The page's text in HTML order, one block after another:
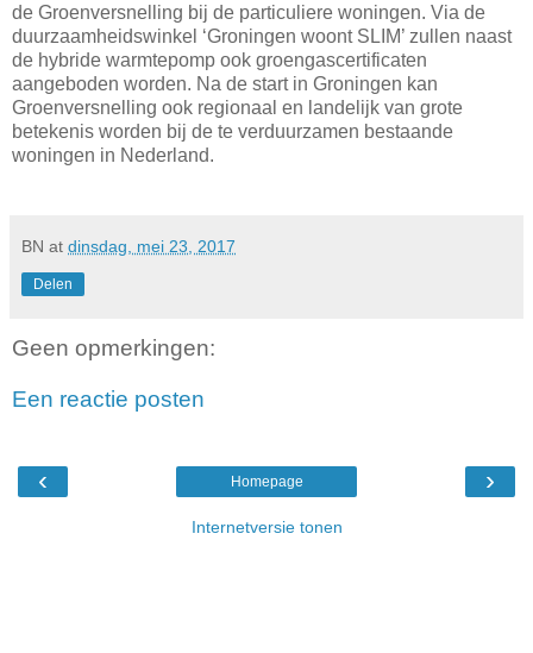
de Groenversnelling bij de particuliere woningen. Via de
duurzaamheidswinkel ‘Groningen woont SLIM’ zullen naast
de hybride warmtepomp ook groengascertificaten
aangeboden worden. Na de start in Groningen kan
Groenversnelling ook regionaal en landelijk van grote
betekenis worden bij de te verduurzamen bestaande
woningen in Nederland.
BN at dinsdag, mei 23, 2017
Delen
Geen opmerkingen:
Een reactie posten
‹ ›
Homepage
Internetversie tonen